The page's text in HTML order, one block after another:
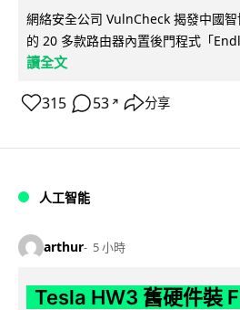
網絡安全公司 VulnCheck 揭發中國
的 20 多款路由器內置後門程式「
讀全文
315 53 ↗ 分享
人工智能
arthur 5 小時
Tesla HW3 舊硬件裝